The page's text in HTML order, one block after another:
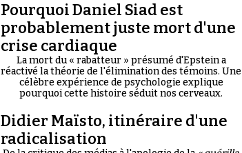
Pourquoi Daniel Siad est
probablement juste mort d'une
crise cardiaque
La mort du « rabatteur » présumé d'Epstein a
réactivé la théorie de l'élimination des témoins. Une
célèbre expérience de psychologie explique
pourquoi cette histoire séduit nos cerveaux.
Didier Maïsto, itinéraire d'une
radicalisation